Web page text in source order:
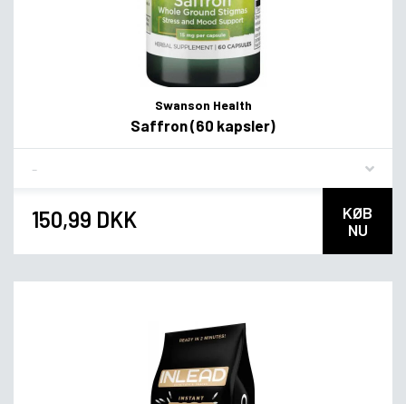
Swanson Health
Saffron (60 kapsler)
150,99 DKK
KØB
NU